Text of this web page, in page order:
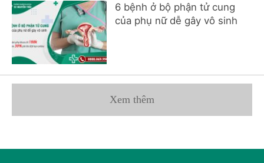
6 bệnh ở bộ phận tử cung
của phụ nữ dễ gây vô sinh
Xem thêm